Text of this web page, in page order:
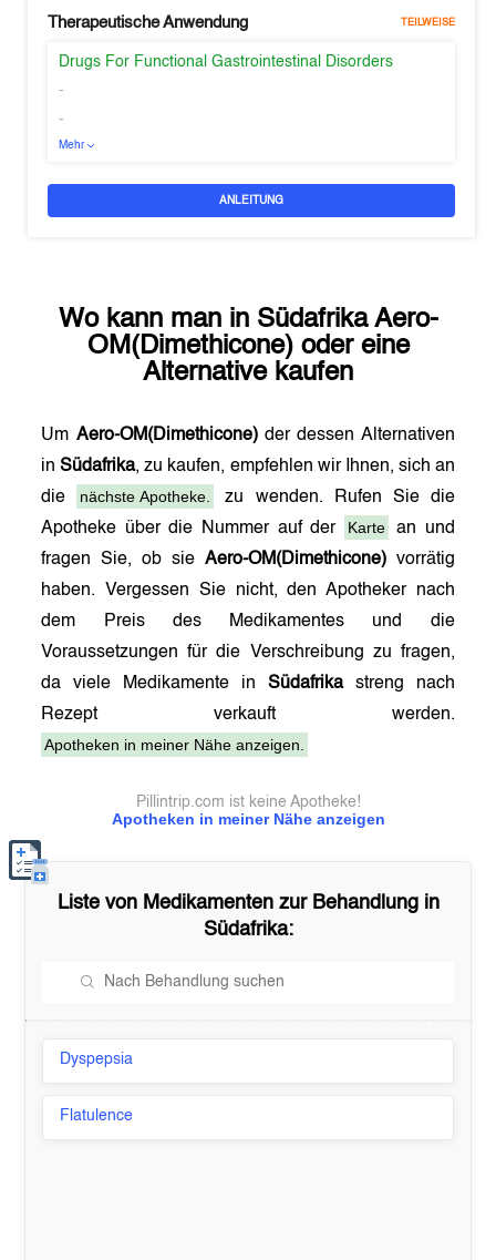
Therapeutische Anwendung TEILWEISE
Drugs For Functional Gastrointestinal Disorders
-
-
Mehr
ANLEITUNG
Wo kann man in Südafrika Aero-
OM(Dimethicone)oder eine
Alternative kaufen
Um Aero-OM(Dimethicone)der dessen Alternativen
inSüdafrika, zu kaufen, empfehlen wir Ihnen, sich an
die
nächste Apotheke.
zu wenden. Rufen Sie die
Apotheke über die Nummer auf der
Karte
an und
fragen Sie, ob sie Aero-OM(Dimethicone)vorrätig
haben. Vergessen Sie nicht, den Apotheker nach
dem Preis des Medikamentes und die
Voraussetzungen für die Verschreibung zu fragen,
da viele Medikamente in Südafrikastreng nach
Rezept verkauft werden.
Apotheken in meiner Nähe anzeigen.
Apotheken in meiner Nähe anzeigen
Pillintrip.com ist keine Apotheke!
Liste von Medikamenten zur Behandlung in
Südafrika:
Dyspepsia
Flatulence